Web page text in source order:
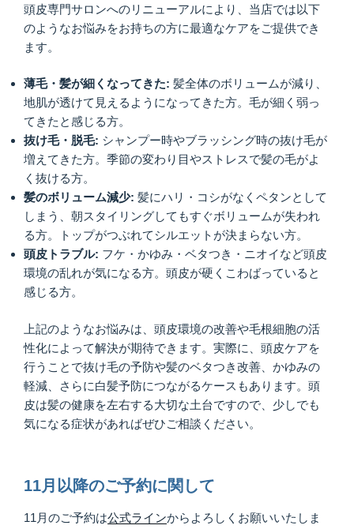
頭皮専門サロンへのリニューアルにより、当店では以下
のようなお悩みをお持ちの方に最適なケアをご提供でき
ます。
薄毛・髪が細くなってきた: 髪全体のボリュームが減り、
地肌が透けて見えるようになってきた方。毛が細く弱っ
てきたと感じる方。
抜け毛・脱毛: シャンプー時やブラッシング時の抜け毛が
増えてきた方。季節の変わり目やストレスで髪の毛がよ
く抜ける方。
髪のボリューム減少: 髪にハリ・コシがなくペタンとして
しまう、朝スタイリングしてもすぐボリュームが失われ
る方。トップがつぶれてシルエットが決まらない方。
頭皮トラブル: フケ・かゆみ・ベタつき・ニオイなど頭皮
環境の乱れが気になる方。頭皮が硬くこわばっていると
感じる方。
上記のようなお悩みは、頭皮環境の改善や毛根細胞の活
性化によって解決が期待できます。実際に、頭皮ケアを
行うことで抜け毛の予防や髪のベタつき改善、かゆみの
軽減、さらに白髪予防につながるケースもあります。頭
皮は髪の健康を左右する大切な土台ですので、少しでも
気になる症状があればぜひご相談ください。
11月以降のご予約に関して
11月のご予約は公式ラインからよろしくお願いいたしま